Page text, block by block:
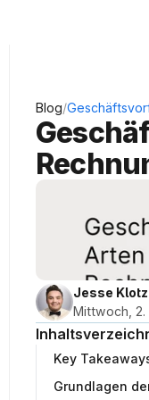
Blog/
Jesse Klotz
Mittwoch,
Key
Grundlagen